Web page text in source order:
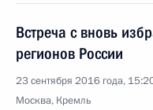
Встреча с вновь
регионов России
23 сентября 2016 года,
Москва, Кремль